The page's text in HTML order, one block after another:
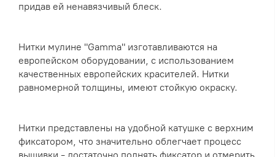
придав ей ненавязчивый блеск.
Нитки мулине "Gamma" изготавливаются на
европейском оборудовании, с использованием
качественных европейских красителей. Нитки
равномерной толщины, имеют стойкую окраску.
Нитки представлены на удобной катушке с верхним
фиксатором, что значительно облегчает процесс